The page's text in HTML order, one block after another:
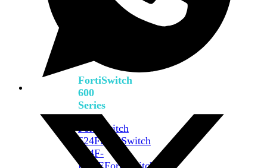
FortiSwitch
600
Series
FortiSwitch
624FFortiSwitch
624F-
FPOEFortiSwitch